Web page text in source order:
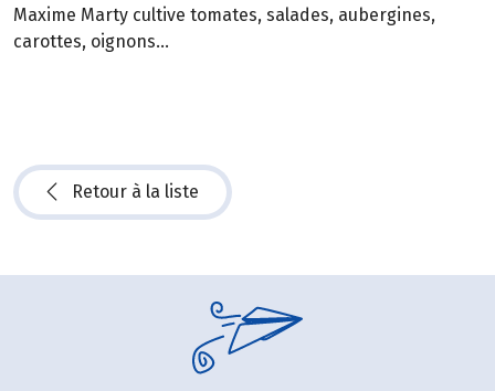
Maxime Marty cultive tomates, salades, aubergines,
carottes, oignons…
Retour à la liste